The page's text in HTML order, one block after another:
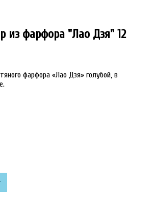
из фарфора "Лао Дзя" 12
фарфора «Лао Дзя» голубой, в